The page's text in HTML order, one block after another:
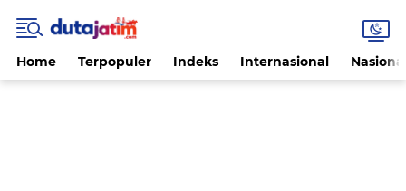
Home Terpopuler Indeks Internasional